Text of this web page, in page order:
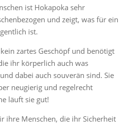
ist Hokapoka sehr
und zeigt, was für ein
ist.
zartes Geschöpf und benötigt
ihr körperlich auch was
dabei auch souverän sind. Sie
neugierig und regelrecht
läuft sie gut!
ihre Menschen, die ihr Sicherheit